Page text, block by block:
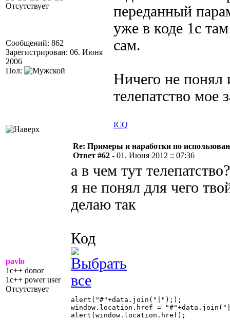
Отсутствует
Сообщений: 862
Зарегистрирован: 06. Июня
2006
Пол:
переданный
уже в коде 1с
сам.
Ничего не понял
телепатство мое
ICQ
pavlo
1c++ donor
1c++ power user
Отсутствует
Re: Примеры и наработки по
Ответ #62 - 01. Июня 2012 :: 07:36
а в чем тут телепатство?
я не понял для чего
делаю так
Код
alert("#"+data.join("|"););
window.location.href =
alert(window.location.href);